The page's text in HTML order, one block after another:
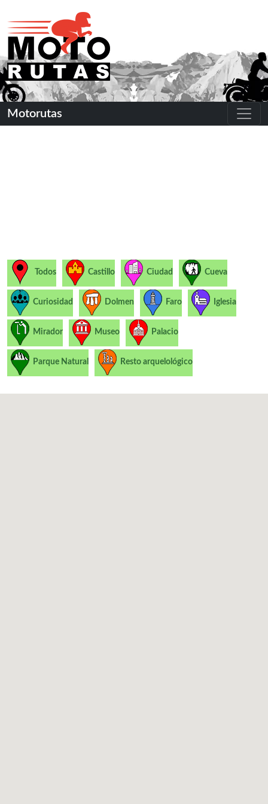
Motorutas
Todos Castillo Ciudad Cueva
Curiosidad Dolmen Faro Iglesia
Mirador Museo Palacio
Parque Natural Resto arquelológico